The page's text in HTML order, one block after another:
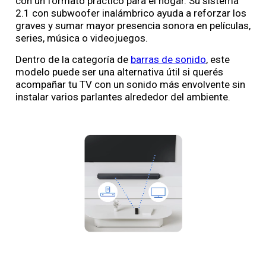
2.1 con subwoofer inalámbrico ayuda a reforzar los
graves y sumar mayor presencia sonora en películas,
series, música o videojuegos.
Dentro de la categoría de barras de sonido, este
modelo puede ser una alternativa útil si querés
acompañar tu TV con un sonido más envolvente sin
instalar varios parlantes alrededor del ambiente.